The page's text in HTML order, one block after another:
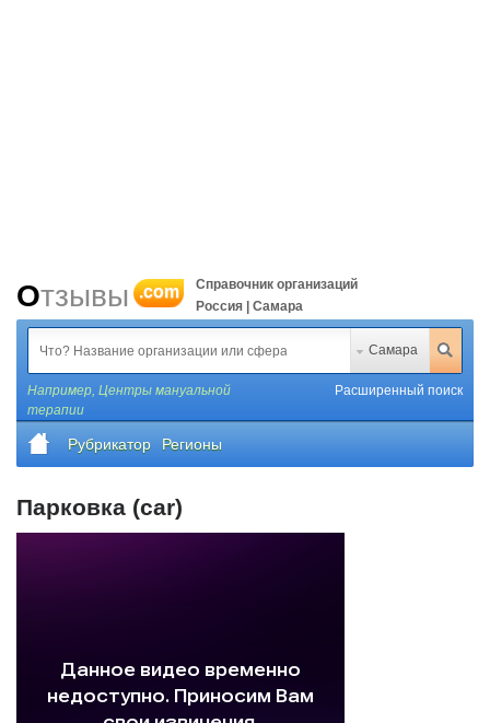
Отзывы .com
Справочник организаций
Россия | Самара
Самара
Например, Центры мануальной
терапии
Расширенный поиск
Рубрикатор Регионы
Парковка (car)